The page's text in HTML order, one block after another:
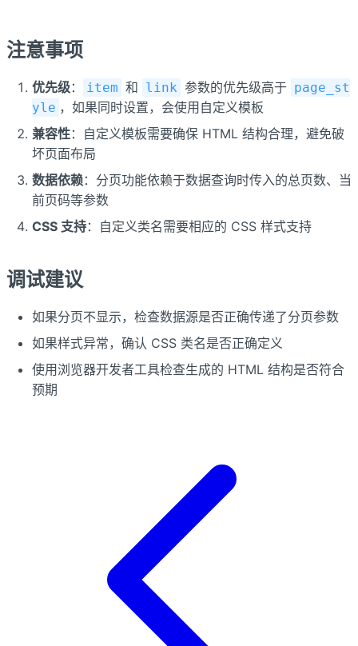
注意事项
优先级： item 和 link 参数的优先级高于 page_st
yle ，如果同时设置，会使用自定义模板
兼容性：自定义模板需要确保 HTML 结构合理，避免破
坏页面布局
数据依赖：分页功能依赖于数据查询时传入的总页数、当
前页码等参数
CSS 支持：自定义类名需要相应的 CSS 样式支持
调试建议
如果分页不显示，检查数据源是否正确传递了分页参数
如果样式异常，确认 CSS 类名是否正确定义
使用浏览器开发者工具检查生成的 HTML 结构是否符合
预期